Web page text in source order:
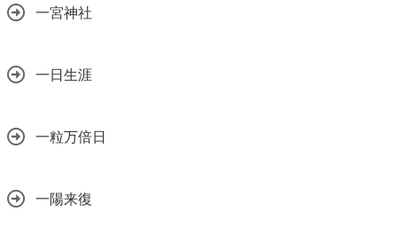
一宮神社
一日生涯
一粒万倍日
一陽来復